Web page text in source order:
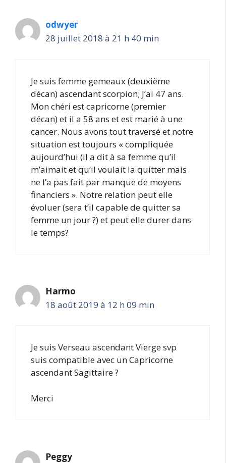
odwyer
28 juillet 2018 à 21 h 40 min
Je suis femme gemeaux (deuxième
décan) ascendant scorpion; J’ai 47 ans.
Mon chéri est capricorne (premier
décan) et il a 58 ans et est marié à une
cancer. Nous avons tout traversé et notre
situation est toujours « compliquée
aujourd’hui (il a dit à sa femme qu’il
m’aimait et qu’il voulait la quitter mais
ne l’a pas fait par manque de moyens
financiers ». Notre relation peut elle
évoluer (sera t’il capable de quitter sa
femme un jour ?) et peut elle durer dans
le temps?
Harmo
18 août 2019 à 12 h 09 min
Je suis Verseau ascendant Vierge svp
suis compatible avec un Capricorne
ascendant Sagittaire ?
Merci
Peggy